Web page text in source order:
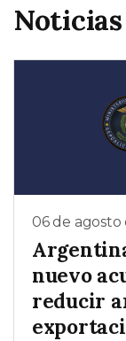
06 de agosto
nuevo
reducir